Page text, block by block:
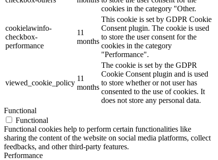
cookies in the category "Other.
cookielawinfo-
checkbox-
performance
11
months
This cookie is set by GDPR Cookie
Consent plugin. The cookie is used
to store the user consent for the
cookies in the category
"Performance".
viewed_cookie_policy
11
months
The cookie is set by the GDPR
Cookie Consent plugin and is used
to store whether or not user has
consented to the use of cookies. It
does not store any personal data.
Functional
Functional
Functional cookies help to perform certain functionalities like
sharing the content of the website on social media platforms, collect
feedbacks, and other third-party features.
Performance